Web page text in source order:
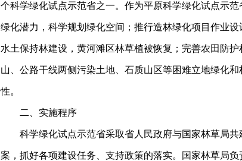
个科学绿化试点示范省之一。作为平原科学绿化试点示
绿化潜力，科学规划绿化空间；推行造林绿化项目作业
水土保持林建设，黄河滩区林草植被恢复；完善农田防
山、公路干线两侧污染土地、石质山区等困难立地绿化
性。
二、实施程序
科学绿化试点示范省采取省人民政府与国家林草局
案，抓好各项建设任务、支持政策的落实。国家林草局